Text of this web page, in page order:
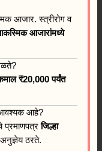
आजार. स्त्रीरोग व
आजारांमध्ये
₹20,000 पर्यंत
आवश्यक आहे?
प्रमाणपत्रजिल्हा
अनुज्ञेय ठरते.